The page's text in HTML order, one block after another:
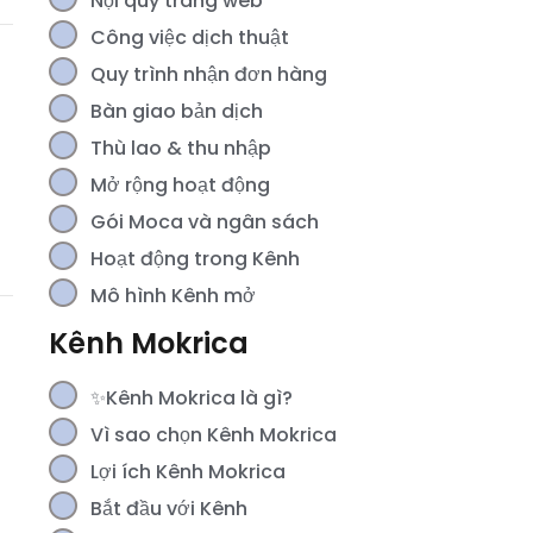
Công việc dịch thuật
Quy trình nhận đơn hàng
Bàn giao bản dịch
Thù lao & thu nhập
Mở rộng hoạt động
Gói Moca và ngân sách
Hoạt động trong Kênh
Mô hình Kênh mở
Kênh Mokrica
✨Kênh Mokrica là gì?
Vì sao chọn Kênh Mokrica
Lợi ích Kênh Mokrica
Bắt đầu với Kênh